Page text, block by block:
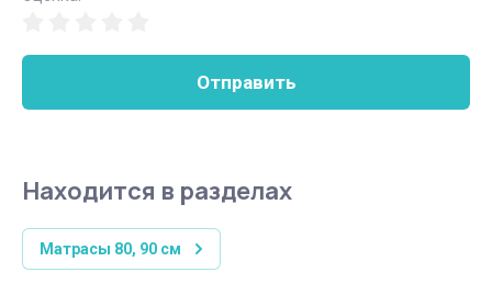
Отправить
Находится в разделах
Матрасы 80, 90 см